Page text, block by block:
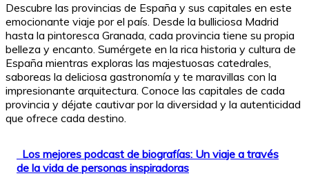
Descubre las provincias de España y sus capitales en este
emocionante viaje por el país. Desde la bulliciosa Madrid
hasta la pintoresca Granada, cada provincia tiene su propia
belleza y encanto. Sumérgete en la rica historia y cultura de
España mientras exploras las majestuosas catedrales,
saboreas la deliciosa gastronomía y te maravillas con la
impresionante arquitectura. Conoce las capitales de cada
provincia y déjate cautivar por la diversidad y la autenticidad
que ofrece cada destino.
Los mejores podcast de biografías: Un viaje a través
de la vida de personas inspiradoras